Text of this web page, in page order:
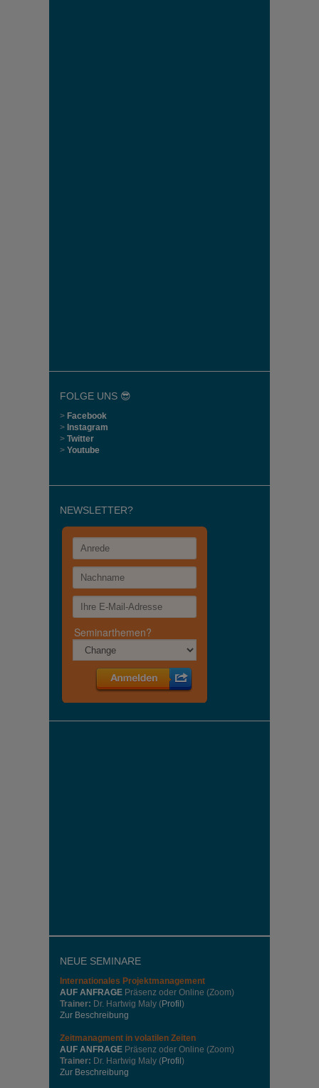
FOLGE UNS 😎
> Facebook
> Instagram
> Twitter
> Youtube
NEWSLETTER?
NEUE SEMINARE
Internationales Projektmanagement
AUF ANFRAGE Präsenz oder Online (Zoom)
Trainer: Dr. Hartwig Maly (Profil )
Zur Beschreibung
Zeitmanagment in volatilen Zeiten
AUF ANFRAGE Präsenz oder Online (Zoom)
Trainer: Dr. Hartwig Maly (Profil )
Zur Beschreibung